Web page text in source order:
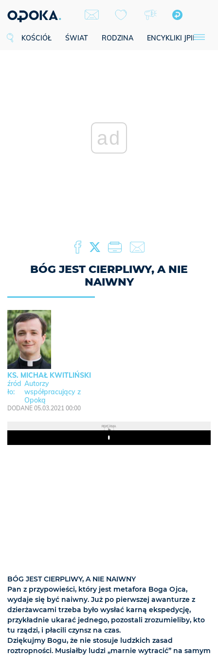
KOŚCIÓŁ ŚWIAT RODZINA ENCYKLIKI JPII
ad
BÓG JEST CIERPLIWY, A NIE
NAIWNY
KS. MICHAŁ KWITLIŃSKI
Autorzy
współpracujący z
Opoką
DODANE 05.03.2021 00:00
REKLAMA
Play
BÓG JEST CIERPLIWY, A NIE NAIWNY
Pan z przypowieści, który jest metafora Boga Ojca,
wydaje się być naiwny. Już po pierwszej awanturze z
dzierżawcami trzeba było wysłać karną ekspedycję,
przykładnie ukarać jednego, pozostali zrozumieliby, kto
tu rządzi, i płacili czynsz na czas.
Dziękujmy Bogu, że nie stosuje ludzkich zasad
roztropności. Musiałby ludzi „marnie wytracić” na samym